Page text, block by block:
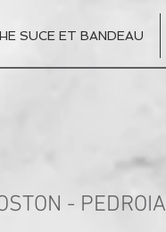
SUCE ET BANDEAU
- PEDROIA